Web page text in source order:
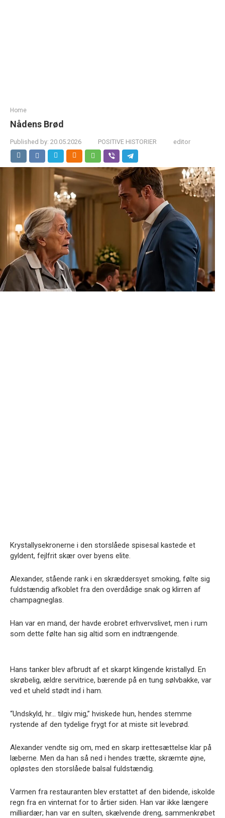
Home
Nådens Brød
Published by: 20.05.2026 POSITIVE HISTORIER editor
Krystallysekronerne i den storslåede spisesal kastede et
gyldent, fejlfrit skær over byens elite.
Alexander, stående rank i en skræddersyet smoking, følte sig
fuldstændig afkoblet fra den overdådige snak og klirren af
champagneglas.
Han var en mand, der havde erobret erhvervslivet, men i rum
som dette følte han sig altid som en indtrængende.
Hans tanker blev afbrudt af et skarpt klingende kristallyd. En
skrøbelig, ældre servitrice, bærende på en tung sølvbakke, var
ved et uheld stødt ind i ham.
“Undskyld, hr… tilgiv mig,” hviskede hun, hendes stemme
rystende af den tydelige frygt for at miste sit levebrød.
Alexander vendte sig om, med en skarp irettesættelse klar på
læberne. Men da han så ned i hendes trætte, skræmte øjne,
opløstes den storslåede balsal fuldstændig.
Varmen fra restauranten blev erstattet af den bidende, iskolde
regn fra en vinternat for to årtier siden. Han var ikke længere
milliardær; han var en sulten, skælvende dreng, sammenkrøbet